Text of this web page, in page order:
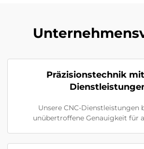
Präzisionstechnik mit
Unsere CNC-Dienstleistungen
unübertroffene Genauigkeit für